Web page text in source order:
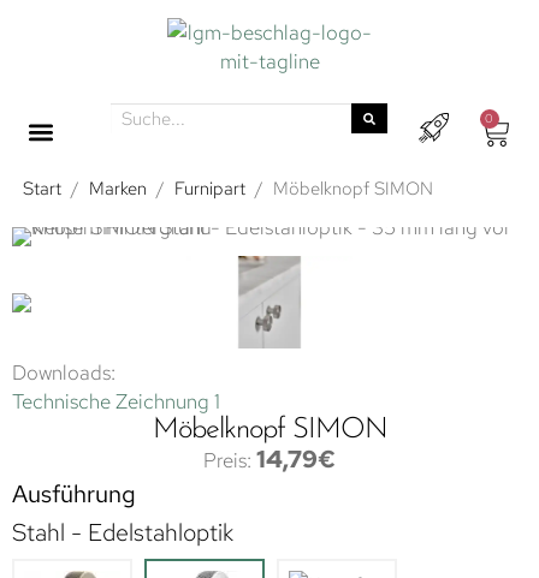
0
Start / Marken / Furnipart / Möbelknopf SIMON
Downloads:
Technische Zeichnung 1
Möbelknopf SIMON
14,79€
Ausführung
Stahl - Edelstahloptik